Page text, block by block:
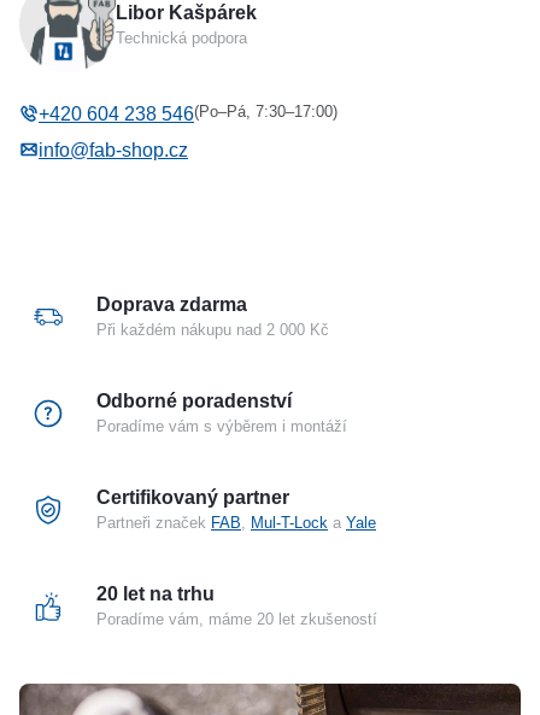
plynule nastavitelná rychlost zavírání a dovření
vysoká korozní odolnost
Barva / Povrchová úprava
Nastavení síly
Technologie
Vačková
S ramínkem
Libor Kašpárek
Technická podpora
+420 604 238 546(Po–Pá, 7:30–17:00)
info@fab-shop.cz
Doprava zdarma
Při každém nákupu nad 2 000 Kč
Odborné poradenství
Poradíme vám s výběrem i montáží
Certifikovaný partner
Partneři značek FAB Mul-T-Lock a Yale
20 let na trhu
Poradíme vám, máme 20 let zkušeností